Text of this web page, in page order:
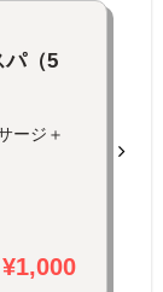
パ（5
ージ＋
¥1,000